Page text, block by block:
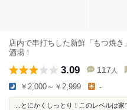
店内で串打ちした新鮮「もつ焼
酒場！
3.09 117 人
￥2,000～￥2,999 -
...とにかくしっとり！このレベルは